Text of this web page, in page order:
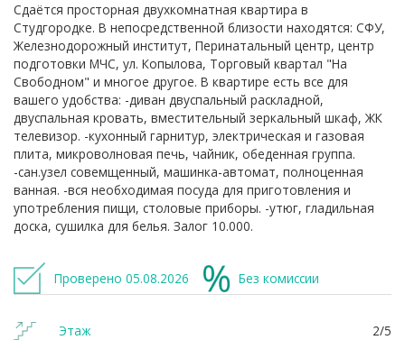
Сдаётся просторная двухкомнатная квартира в
Студгородке. В непосредственной близости находятся: СФУ,
Железнодорожный институт, Перинатальный центр, центр
подготовки МЧС, ул. Копылова, Торговый квартал "На
Свободном" и многое другое. В квартире есть все для
вашего удобства: -диван двуспальный раскладной,
двуспальная кровать, вместительный зеркальный шкаф, ЖК
телевизор. -кухонный гарнитур, электрическая и газовая
плита, микроволновая печь, чайник, обеденная группа.
-сан.узел совемщенный, машинка-автомат, полноценная
ванная. -вся необходимая посуда для приготовления и
употребления пищи, столовые приборы. -утюг, гладильная
доска, сушилка для белья. Залог 10.000.
Проверено 05.08.2026 Без комиссии
Этаж
2/5